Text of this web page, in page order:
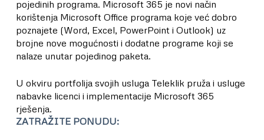
pojedinih programa. Microsoft 365 je novi način
korištenja Microsoft Office programa koje već dobro
poznajete (Word, Excel, PowerPoint i Outlook) uz
brojne nove mogućnosti i dodatne programe koji se
nalaze unutar pojedinog paketa.
U okviru portfolija svojih usluga Teleklik pruža i usluge
nabavke licenci i implementacije Microsoft 365
rješenja.
ZATRAŽITE PONUDU: